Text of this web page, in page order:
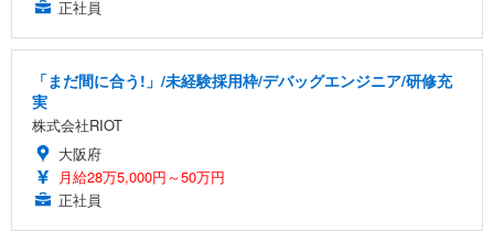
正社員
「まだ間に合う!」/未経験採用枠/デバッグエンジニア/研修充
実
株式会社RIOT
大阪府
月給28万5,000円～50万円
正社員